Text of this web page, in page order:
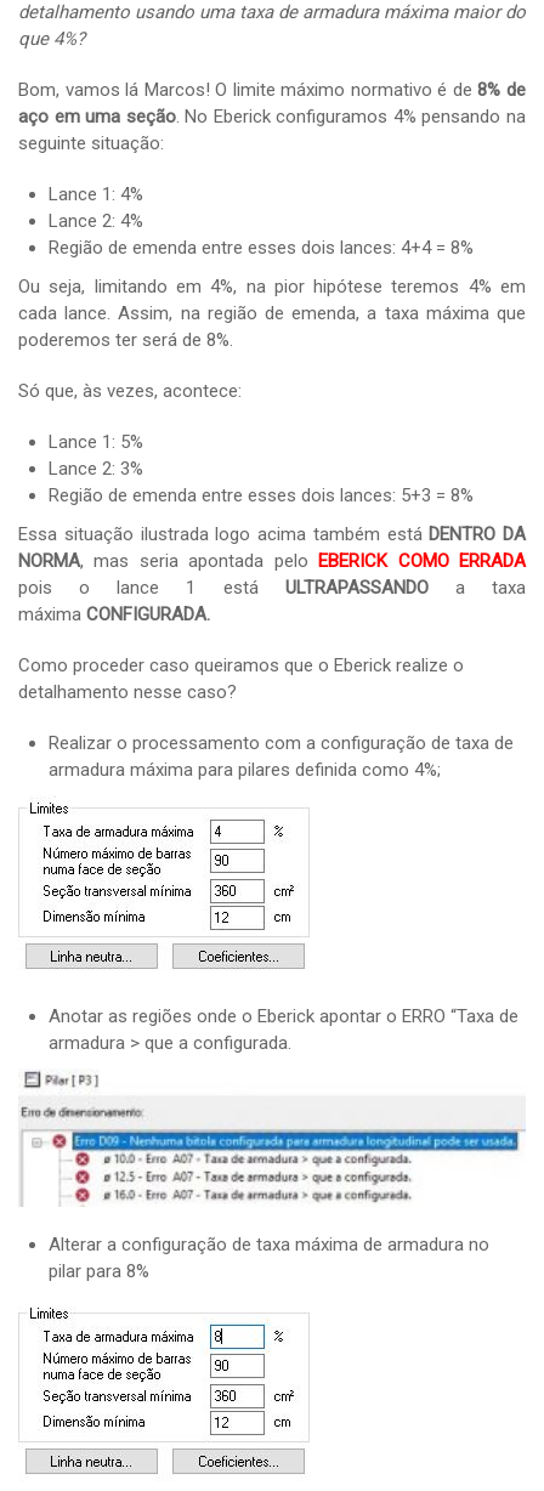
detalhamento usando uma taxa de armadura máxima maior do
que 4%?
Bom, vamos lá Marcos! O limite máximo normativo é de8% de
aço em uma seção. No Eberick configuramos 4% pensando na
seguinte situação:
Lance 1: 4%
Lance 2: 4%
Região de emenda entre esses dois lances: 4+4 = 8%
Ou seja, limitando em 4%, na pior hipótese teremos 4% em
cada lance. Assim, na região de emenda, a taxa máxima que
poderemos ter será de 8%.
Só que, às vezes, acontece:
Lance 1: 5%
Lance 2: 3%
Região de emenda entre esses dois lances: 5+3 = 8%
Essa situação ilustrada logo acima também está DENTRO DA
NORMA, mas seria apontada peloEBERICK COMO ERRADA
pois o lance 1 está ULTRAPASSANDOa taxa
máxima CONFIGURADA.
Como proceder caso queiramos que o Eberick realize o
detalhamento nesse caso?
Realizar o processamento com a configuração de taxa de
armadura máxima para pilares definida como 4%;
Anotar as regiões onde o Eberick apontar o ERRO “Taxa de
armadura > que a configurada.
Alterar a configuração de taxa máxima de armadura no
pilar para 8%